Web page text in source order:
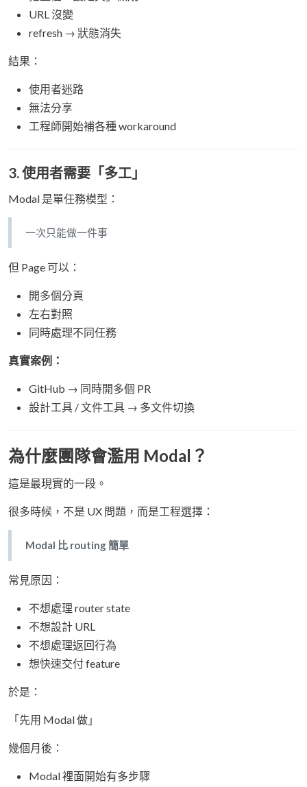
URL 沒變
refresh → 狀態消失
結果：
使用者迷路
無法分享
工程師開始補各種 workaround
3. 使用者需要「多工」
Modal 是單任務模型：
一次只能做一件事
但 Page 可以：
開多個分頁
左右對照
同時處理不同任務
真實案例：
GitHub → 同時開多個 PR
設計工具 / 文件工具 → 多文件切換
為什麼團隊會濫用 Modal？
這是最現實的一段。
很多時候，不是 UX 問題，而是工程選擇：
Modal 比 routing 簡單
常見原因：
不想處理 router state
不想設計 URL
不想處理返回行為
想快速交付 feature
於是：
「先用 Modal 做」
幾個月後：
Modal 裡面開始有多步驟